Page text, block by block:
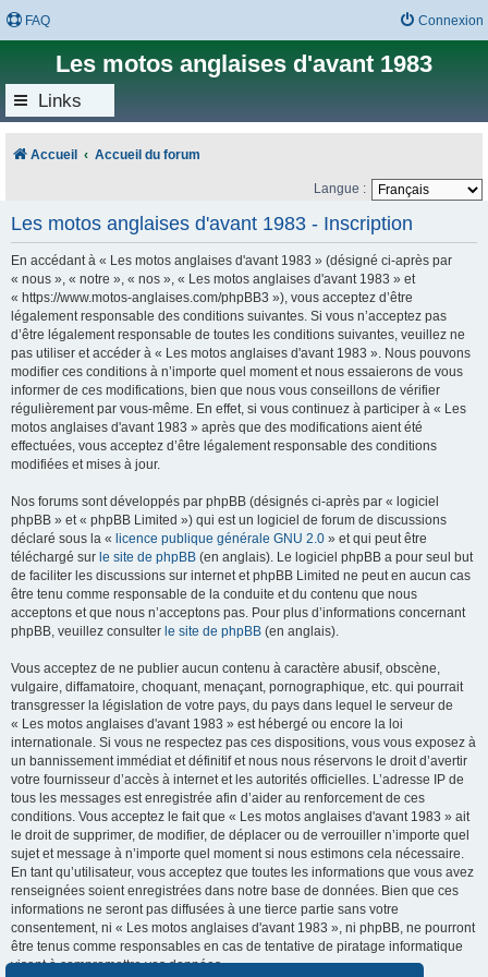
FAQ Connexion
Les motos anglaises d'avant 1983
Links
Accueil Accueil du forum
Langue :
Les motos anglaises d'avant 1983 - Inscription
En accédant à « Les motos anglaises d'avant 1983 » (désigné ci-après par
« nous », « notre », « nos », « Les motos anglaises d'avant 1983 » et
« https://www.motos-anglaises.com/phpBB3 »), vous acceptez d’être
légalement responsable des conditions suivantes. Si vous n’acceptez pas
d’être légalement responsable de toutes les conditions suivantes, veuillez ne
pas utiliser et accéder à « Les motos anglaises d'avant 1983 ». Nous pouvons
modifier ces conditions à n’importe quel moment et nous essaierons de vous
informer de ces modifications, bien que nous vous conseillons de vérifier
régulièrement par vous-même. En effet, si vous continuez à participer à « Les
motos anglaises d'avant 1983 » après que des modifications aient été
effectuées, vous acceptez d’être légalement responsable des conditions
modifiées et mises à jour.
Nos forums sont développés par phpBB (désignés ci-après par « logiciel
phpBB » et « phpBB Limited ») qui est un logiciel de forum de discussions
déclaré sous la « licence publique générale GNU 2.0 » et qui peut être
téléchargé sur le site de phpBB (en anglais). Le logiciel phpBB a pour seul but
de faciliter les discussions sur internet et phpBB Limited ne peut en aucun cas
être tenu comme responsable de la conduite et du contenu que nous
acceptons et que nous n’acceptons pas. Pour plus d’informations concernant
phpBB, veuillez consulter le site de phpBB (en anglais).
Vous acceptez de ne publier aucun contenu à caractère abusif, obscène,
vulgaire, diffamatoire, choquant, menaçant, pornographique, etc. qui pourrait
transgresser la législation de votre pays, du pays dans lequel le serveur de
« Les motos anglaises d'avant 1983 » est hébergé ou encore la loi
internationale. Si vous ne respectez pas ces dispositions, vous vous exposez à
un bannissement immédiat et définitif et nous nous réservons le droit d’avertir
votre fournisseur d’accès à internet et les autorités officielles. L’adresse IP de
tous les messages est enregistrée afin d’aider au renforcement de ces
conditions. Vous acceptez le fait que « Les motos anglaises d'avant 1983 » ait
le droit de supprimer, de modifier, de déplacer ou de verrouiller n’importe quel
sujet et message à n’importe quel moment si nous estimons cela nécessaire.
En tant qu’utilisateur, vous acceptez que toutes les informations que vous avez
renseignées soient enregistrées dans notre base de données. Bien que ces
informations ne seront pas diffusées à une tierce partie sans votre
consentement, ni « Les motos anglaises d'avant 1983 », ni phpBB, ne pourront
être tenus comme responsables en cas de tentative de piratage informatique
visant à compromettre vos données.